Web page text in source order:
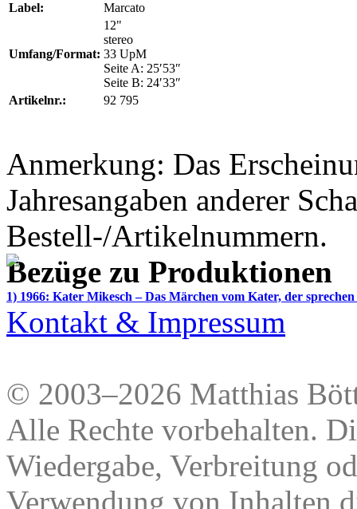
Label:
Marcato
Umfang/Format:
12"
stereo
33 UpM
Seite A: 25′53″
Seite B: 24′33″
Artikelnr.:
92 795
Anmerkung: Das
Jahresangaben anderer
Bestell-/Artikelnummern.
Bezüge zu Produktionen
1) 1966: Kater Mikesch – Das Märchen vom Kater, der
Kontakt & Impressum
© 2003–2026 Matthias
Alle Rechte vorbehalten.
Wiedergabe, Verbreitung
Verwendung von Inhalten